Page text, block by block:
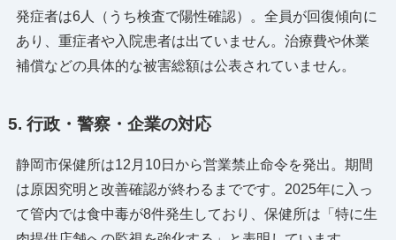
発症者は6人（うち検査で陽性確認）。全員が回復傾向に
あり、重症者や入院患者は出ていません。治療費や休業
補償などの具体的な被害総額は公表されていません。
5. 行政・警察・企業の対応
静岡市保健所は12月10日から営業禁止命令を発出。期間
は原因究明と改善確認が終わるまでです。2025年に入っ
て管内では食中毒が8件発生しており、保健所は「特に生